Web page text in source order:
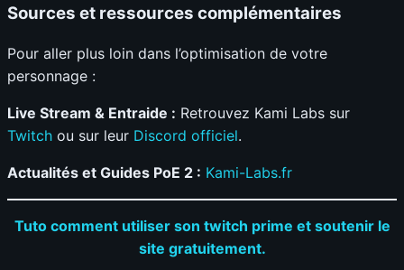
Sources et ressources complémentaires
Pour aller plus loin dans l’optimisation de votre
personnage :
Live Stream & Entraide : Retrouvez Kami Labs sur
Twitch ou sur leur Discord officiel.
Actualités et Guides PoE 2 : Kami-Labs.fr
Tuto comment utiliser son twitch prime et soutenir le
site gratuitement.